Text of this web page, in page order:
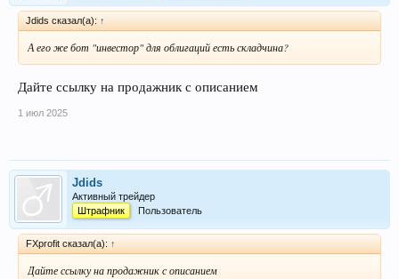
Jdids сказал(а): ↑
А его же бот "инвестор" для облигаций есть складчина?
Дайте ссылку на продажник с описанием
1 июл 2025
Jdids
Активный трейдер
Штрафник
Пользователь
FXprofit сказал(а): ↑
Дайте ссылку на продажник с описанием